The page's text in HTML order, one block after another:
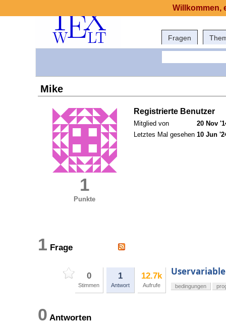
Fragen
Mike
1
Punkte
Registrierte Benutzer
Mitglied von
20 Nov
Letztes Mal gesehen 10 Jun
1 Frage
0
Stimmen
1
Antwort
12.7k
Aufrufe bedingungen
0 Antworten
Willkommen,